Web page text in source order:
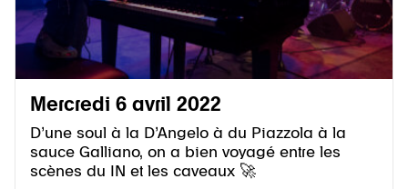
Mercredi 6 avril 2022
D’une soul à la D’Angelo à du Piazzola à la
sauce Galliano, on a bien voyagé entre les
scènes du IN et les caveaux 🚀